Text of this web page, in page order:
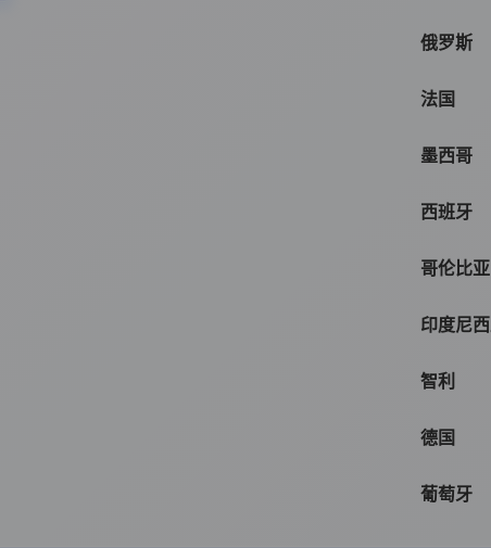
俄罗斯
法国
墨西哥
西班牙
哥伦比亚
印度尼
智利
德国
葡萄牙